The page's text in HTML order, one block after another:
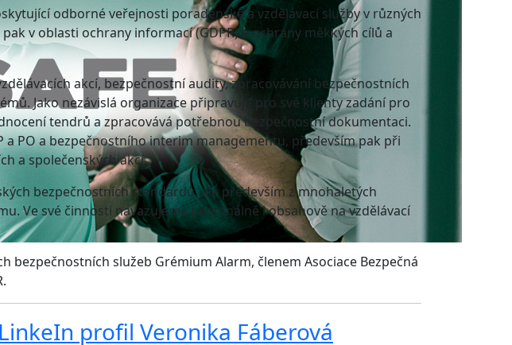
odborné veřejnosti poradenské a vzdělávací služby v různých
v oblasti ochrany informací (GDPR) a ochrany měkkých cílů a
akcí, bezpečnostní audity, zpracovávání bezpečnostních
Jako nezávislá organizace připravuje pro své klienty zadání pro
tendrů a zpracovává potřebnou bezpečnostní dokumentaci.
a PO a bezpečnostního interim managementu, především pak při
a společenských akcí.
bezpečnostních standardů, ale především z mnohaletých
Ve své činnosti navazujeme personálně i obsahově na vzdělávací
bezpečnostních služeb Grémium Alarm, členem Asociace Bezpečná